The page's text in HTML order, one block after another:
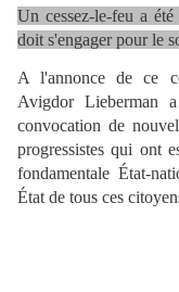
Un cessez-le-feu a
doit s'engager pour le
A l'annonce de ce
Avigdor Lieberman
convocation de
progressistes qui ont
fondamentale État-
État de tous ces